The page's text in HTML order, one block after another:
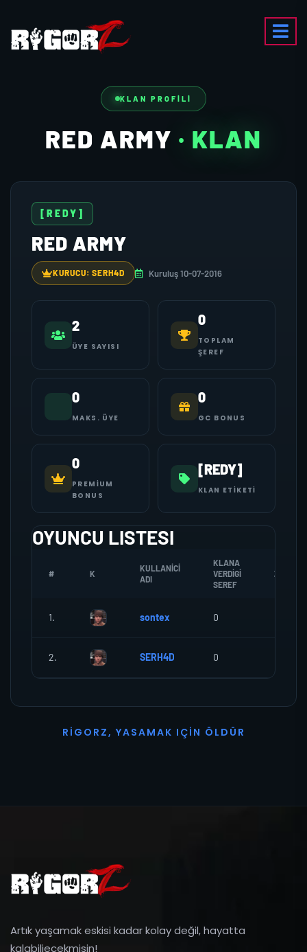
KLAN PROFILI
RED ARMY · KLAN
[REDY]
RED ARMY
KURUCU: SERH4D Kuruluş 10-07-2016
2
ÜYE SAYISI
0
TOPLAM
ŞEREF
0
MAKS. ÜYE
0
GC BONUS
0
PREMIUM
BONUS
[REDY]
KLAN ETIKETI
OYUNCU LISTESI
# K
KULLANICI
ADI
KLANA
VERDIGI
SEREF
ZOMBI
1. sontex 0
2. SERH4D 0
R I G O R Z, YASAMAK I ÇI N Ö L D Ü R
Artık yaşamak eskisi kadar kolay değil, hayatta
kalabiliecekmisin!